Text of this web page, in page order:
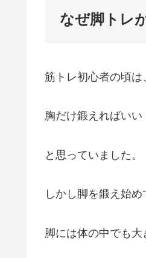
なぜ脚トレ
筋トレ初心者の頃は
胸だけ鍛えればいい
と思っていました。
しかし脚を鍛え始
脚には体の中でも大